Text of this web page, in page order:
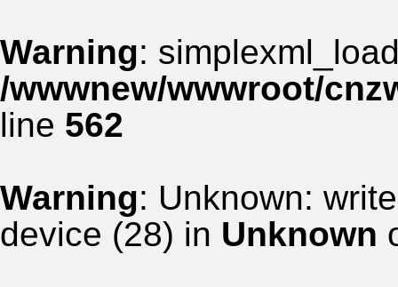
Warning:
/wwwnew/wwwroot/
line 562
Warning: Unknown:
device (28) in Unknown